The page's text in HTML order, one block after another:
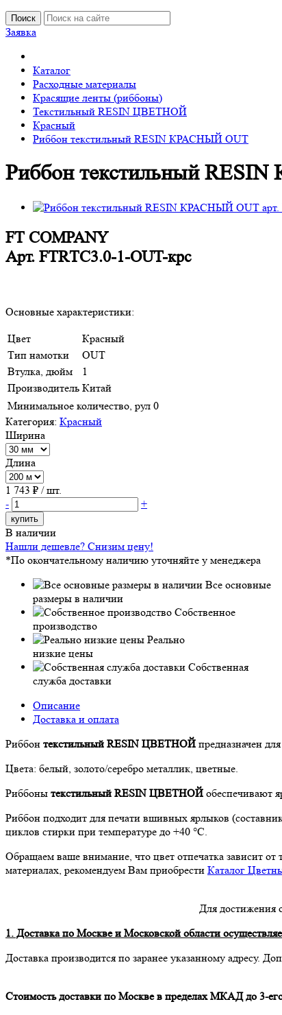
Поиск
Заявка
Каталог
Расходные материалы
Красящие ленты (риббоны)
Текстильный RESIN ЦВЕТНОЙ
Красный
Риббон текстильный RESIN КРАСНЫЙ OUT
Риббон текстильный
FT COMPANY
Арт. FTRТС3.0-1-OUT-крс
Основные характеристики:
Цвет
Красный
Тип намотки
OUT
Втулка, дюйм
1
Производитель Китай
Минимальное количество, рул 0
Категория: Красный
Ширина
Длина
1 743 ₽ / шт.
-
+
купить
В наличии
Нашли дешевле? Снизим цену!
*По окончательному наличию уточняйте у менеджера
Все основные
размеры в наличии
Собственное
производство
Реально
низкие цены
Собственная
служба доставки
Описание
Доставка и оплата
Риббон текстильный RESIN ЦВЕТНОЙ предназначен
Цвета: белый, золото/серебро металлик, цветные.
Риббоны текстильный RESIN ЦВЕТНОЙ обеспечивают
Риббон подходит для печати вшивных ярлыков
циклов стирки при температуре до +40 °C.
Обращаем ваше внимание, что цвет отпечатка зависит
материалах, рекомендуем Вам приобрести Каталог
Для достижения
1. Доставка по Москве и Московской области
Доставка производится по заранее указанному адресу.
Стоимость доставки по Москве в пределах МКАД до 3-